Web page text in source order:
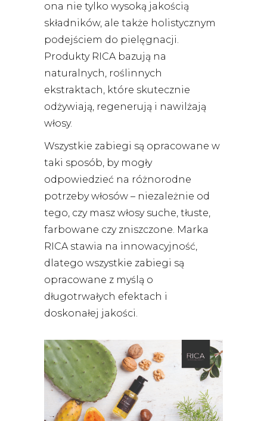
ona nie tylko wysoką jakością
składników, ale także holistycznym
podejściem do pielęgnacji.
Produkty RICA bazują na
naturalnych, roślinnych
ekstraktach, które skutecznie
odżywiają, regenerują i nawilżają
włosy.
Wszystkie zabiegi są opracowane w
taki sposób, by mogły
odpowiedzieć na różnorodne
potrzeby włosów – niezależnie od
tego, czy masz włosy suche, tłuste,
farbowane czy zniszczone. Marka
RICA stawia na innowacyjność,
dlatego wszystkie zabiegi są
opracowane z myślą o
długotrwałych efektach i
doskonałej jakości.